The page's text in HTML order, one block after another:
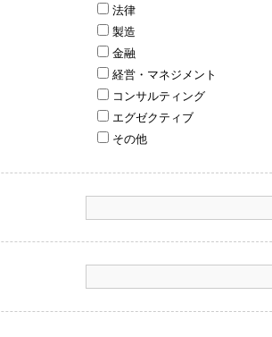
法律
製造
金融
経営・マネジメント
コンサルティング
エグゼクティブ
その他